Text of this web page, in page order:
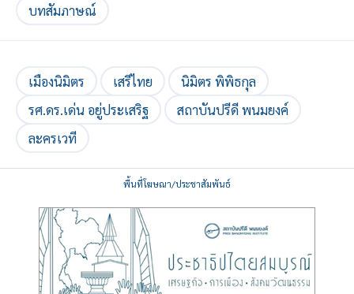
บทสัมภาษณ์
เมืองนิมิตร เสรีไทย
นิมิตร พิพิธกุล
รศ.ดร.เด่น อยู่ประเสริฐ
สถาบันปรีดี พนมยงค์
ละครเวที
พื้นที่โฆษณา/ประชาสัมพันธ์